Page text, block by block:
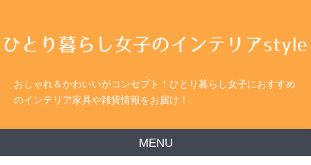
おしゃれ＆かわいいがコンセプト！ひとり暮らし女子におすすめ
のインテリア家具や雑貨情報をお届け！
MENU